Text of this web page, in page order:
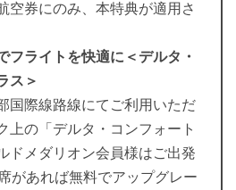
空券にのみ、本特典が適用さ
フライトを快適に＜デルタ・
ス＞
国際線路線にてご利用いただ
上の「デルタ・コンフォート
ドメダリオン会員様はご出発
があれば無料でアップグレー